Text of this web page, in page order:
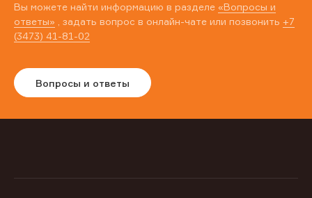
Вы можете найти информацию в разделе «Вопросы и
ответы» , задать вопрос в онлайн-чате или позвонить +7
(3473) 41-81-02
Вопросы и ответы